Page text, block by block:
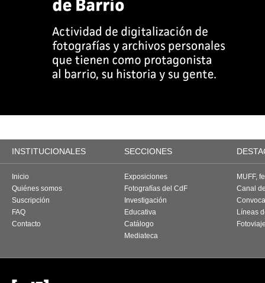
INSTITUCIONALES SECCIONES
Inicio
Quiénes somos
Suscripción
FAQ
Contacto
Exposiciones
Fotografías del CdF
Investigación
Educativa
Catálogo
Mediateca
MUFF,
Canal
Líneas